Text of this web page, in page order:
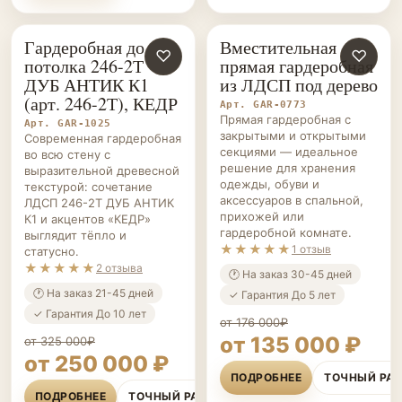
ГАРДЕРОБНЫЕ НА ЗАКАЗ
♡
Гардеробная до
потолка 246-2Т
ДУБ АНТИК К1
(арт. 246-2Т), КЕДР
Арт. GAR-1025
Современная гардеробная
во всю стену с
выразительной древесной
текстурой: сочетание
ЛДСП 246-2Т ДУБ АНТИК
К1 и акцентов «КЕДР»
выглядит тёпло и
статусно.
★★★★★ 2 отзыва
🕐 На заказ 21-45 дней
✓ Гарантия До 10 лет
от 325 000₽
от 250 000 ₽
ПОДРОБНЕЕ ТОЧНЫЙ РАСЧЁТ
ГАРДЕРОБНЫЕ НА ЗАКАЗ
♡
Вместительная
прямая гардеробная
из ЛДСП под дерево
Арт. GAR-0773
Прямая гардеробная с
закрытыми и открытыми
секциями — идеальное
решение для хранения
одежды, обуви и
аксессуаров в спальной,
прихожей или
гардеробной комнате.
★★★★★ 1 отзыв
🕐 На заказ 30-45 дней
✓ Гарантия До 5 лет
от 176 000₽
от 135 000 ₽
ПОДРОБНЕЕ ТОЧНЫЙ